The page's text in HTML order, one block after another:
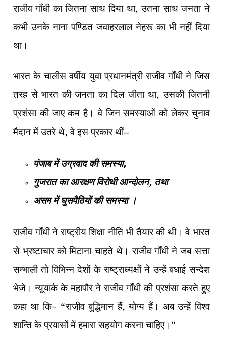
राजीव गाँधी का जितना साथ दिया था, उतना साथ जनता ने
कभी उनके नाना पण्डित जवाहरलाल नेहरू का भी नहीं दिया
था।
भारत के चालीस वर्षीय युवा प्रधानमंत्री राजीव गाँधी ने जिस
तरह से भारत की जनता का दिल जीता था, उसकी जितनी
प्रशंसा की जाए कम है। वे जिन समस्याओं को लेकर चुनाव
मैदान में उतरे थे, वे इस प्रकार थीं—
पंजाब में उग्रवाद की समस्या,
गुजरात का आरक्षण विरोधी आन्दोलन, तथा
असम में घुसपैठियों की समस्या ।
राजीव गाँधी ने राष्ट्रीय शिक्षा नीति भी तैयार की थी। वे भारत
से भ्रष्टाचार को मिटाना चाहते थे। राजीव गाँधी ने जब सत्ता
सम्भाली तो विभिन्न देशों के राष्ट्राध्यक्षों ने उन्हें बधाई सन्देश
भेजे। न्यूयार्क के महापौर ने राजीव गाँधी की प्रशंसा करते हुए
कहा था कि- “राजीव बुद्धिमान हैं, योग्य हैं। अब उन्हें विश्व
शान्ति के प्रयासों में हमारा सहयोग करना चाहिए।”